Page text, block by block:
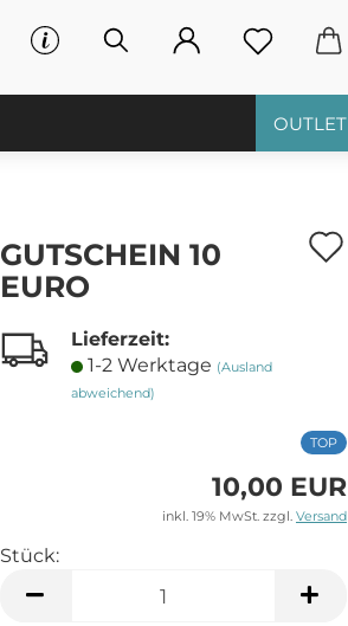
OUTLET
GUTSCHEIN 10
EURO
Lieferzeit:
1-2 Werktage (Ausland
abweichend)
TOP
10,00 EUR
inkl. 19% MwSt. zzgl. Versand
Stück:
Stück